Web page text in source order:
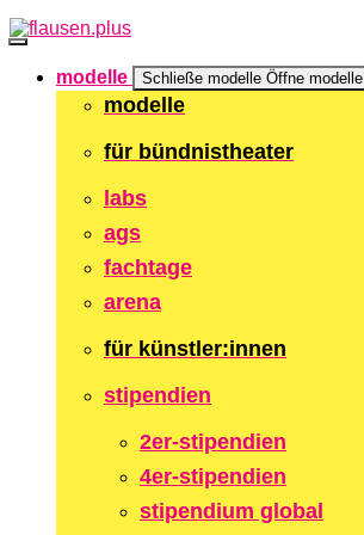
Zum
Inhalt
springenmodelle Schließe modelle Öffne modelle
modelle
für bündnistheater
labs
ags
fachtage
arena
für künstler:innen
stipendien
2er-stipendien
4er-stipendien
stipendium global